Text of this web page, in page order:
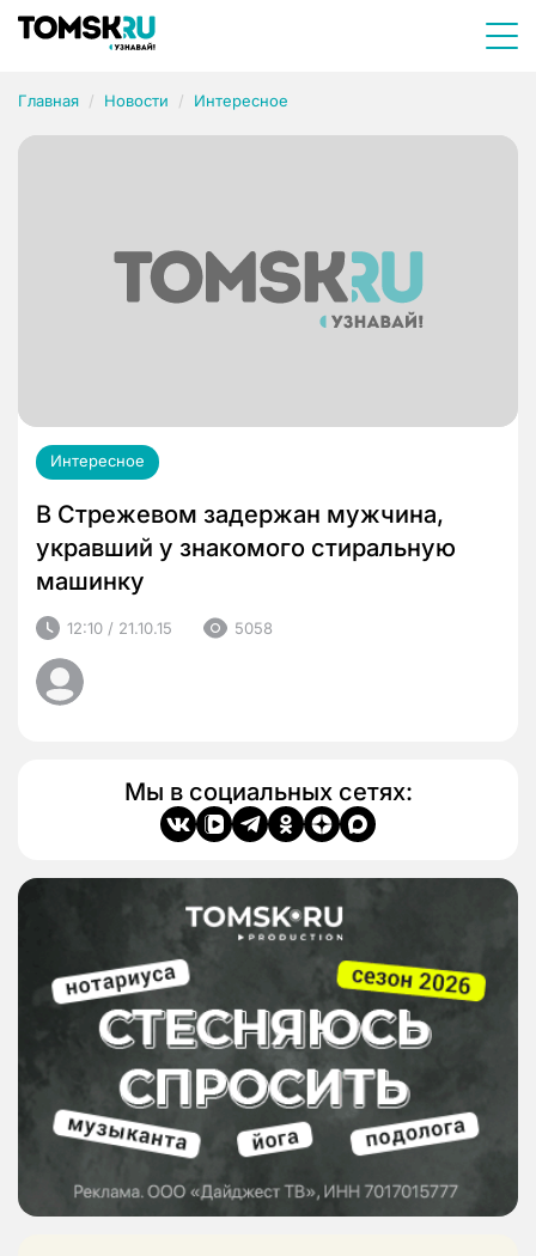
Главная Новости Интересное
Интересное
В Стрежевом задержан мужчина,
укравший у знакомого стиральную
машинку
12:10 / 21.10.15 5058
Мы в социальных сетях: